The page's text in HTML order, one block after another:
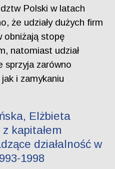
Polski w latach
że udziały dużych firm
obniżają stopę
natomiast udział
sprzyja zarówno
i zamykaniu
Elżbieta
kapitałem
działalność w
1998